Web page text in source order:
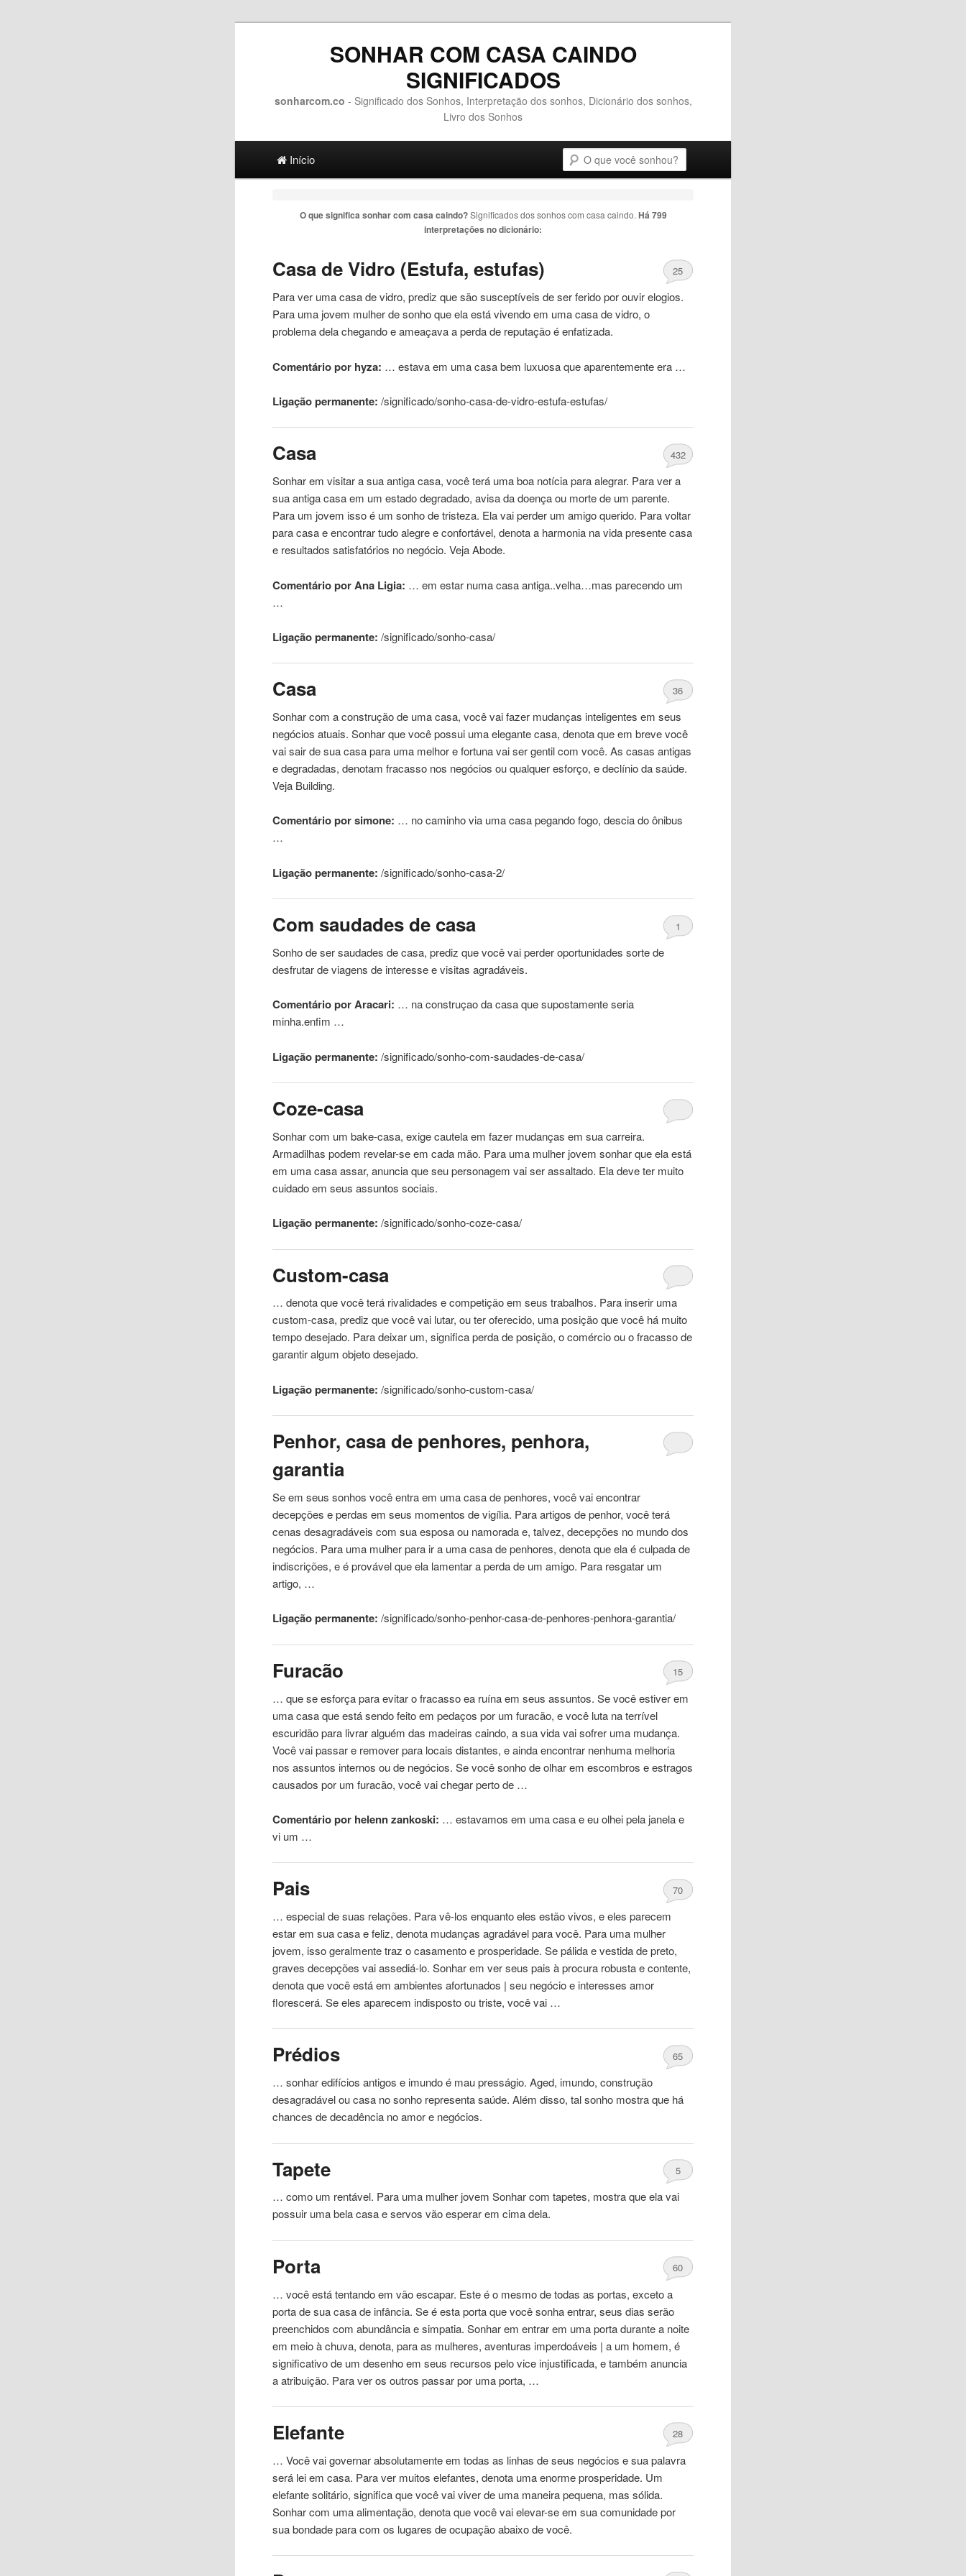
SONHAR COM CASA CAINDO
SIGNIFICADOS
sonharcom.co - Significado dos Sonhos, Interpretação dos sonhos, Dicionário dos sonhos,
Livro dos Sonhos
Ir para o conteúdo principal
Ir para o conteúdo secundário
Início
O que significa sonhar com casa caindo?Significados dos sonhos com casa caindo.Há 799
interpretações no dicionário:
Casade Vidro (Estufa, estufas) 25
Para ver umacasade vidro, prediz que são susceptíveis de ser ferido por ouvir elogios.
Para uma jovem mulher de sonho que ela está vivendo em umacasade vidro, o
problema dela chegando e ameaçava a perda de reputação é enfatizada.
Comentário por hyza: … estava em umacasabem luxuosa que aparentemente era …
Ligação permanente: /significado/sonho-casa-de-vidro-estufa-estufas/
Casa 432
Sonhar em visitar a sua antigacasa, você terá uma boa notícia para alegrar. Para ver a
sua antigacasaem um estado degradado, avisa da doença ou morte de um parente.
Para um jovem isso é um sonho de tristeza. Ela vai perder um amigo querido. Para voltar
paracasae encontrar tudo alegre e confortável, denota a harmonia na vida presentecasa
e resultados satisfatórios no negócio. Veja Abode.
Comentário por Ana Ligia: … em estar numacasaantiga..velha…mas parecendo um
…
Ligação permanente: /significado/sonho-casa/
Casa 36
Sonhar com a construção de umacasa, você vai fazer mudanças inteligentes em seus
negócios atuais. Sonhar que você possui uma elegantecasa, denota que em breve você
vai sair de suacasapara uma melhor e fortuna vai ser gentil com você. As casas antigas
e degradadas, denotam fracasso nos negócios ou qualquer esforço, e declínio da saúde.
Veja Building.
Comentário por simone: … no caminho via umacasapegando fogo, descia do ônibus
…
Ligação permanente: /significado/sonho-casa-2/
Com saudades de casa 1
Sonho de ser saudades decasa, prediz que você vai perder oportunidades sorte de
desfrutar de viagens de interesse e visitas agradáveis.
Comentário por Aracari: … na construçao dacasaque supostamente seria
minha.enfim …
Ligação permanente: /significado/sonho-com-saudades-de-casa/
Coze-casa
Sonhar com um bake-casa, exige cautela em fazer mudanças em sua carreira.
Armadilhas podem revelar-se em cada mão. Para uma mulher jovem sonhar que ela está
em umacasaassar, anuncia que seu personagem vai ser assaltado. Ela deve ter muito
cuidado em seus assuntos sociais.
Ligação permanente: /significado/sonho-coze-casa/
Custom-casa
… denota que você terá rivalidades e competição em seus trabalhos. Para inserir uma
custom-casa, prediz que você vai lutar, ou ter oferecido, uma posição que você há muito
tempo desejado. Para deixar um, significa perda de posição, o comércio ou o fracasso de
garantir algum objeto desejado.
Ligação permanente: /significado/sonho-custom-casa/
Penhor, casade penhores, penhora,
garantia
Se em seus sonhos você entra em umacasade penhores, você vai encontrar
decepções e perdas em seus momentos de vigília. Para artigos de penhor, você terá
cenas desagradáveis ​​com sua esposa ou namorada e, talvez, decepções no mundo dos
negócios. Para uma mulher para ir a umacasade penhores, denota que ela é culpada de
indiscrições, e é provável que ela lamentar a perda de um amigo. Para resgatar um
artigo, …
Ligação permanente: /significado/sonho-penhor-casa-de-penhores-penhora-garantia/
Furacão 15
… que se esforça para evitar o fracasso ea ruína em seus assuntos. Se você estiver em
umacasaque está sendo feito em pedaços por um furacão, e você luta na terrível
escuridão para livrar alguém das madeirascaindo, a sua vida vai sofrer uma mudança.
Você vai passar e remover para locais distantes, e ainda encontrar nenhuma melhoria
nos assuntos internos ou de negócios. Se você sonho de olhar em escombros e estragos
causados ​​por um furacão, você vai chegar perto de …
Comentário por helenn zankoski: … estavamos em umacasae eu olhei pela janela e
vi um …
Pais 70
… especial de suas relações. Para vê-los enquanto eles estão vivos, e eles parecem
estar em suacasae feliz, denota mudanças agradável para você. Para uma mulher
jovem, isso geralmente traz o casamento e prosperidade. Se pálida e vestida de preto,
graves decepções vai assediá-lo. Sonhar em ver seus pais à procura robusta e contente,
denota que você está em ambientes afortunados | seu negócio e interesses amor
florescerá. Se eles aparecem indisposto ou triste, você vai …
Prédios 65
… sonhar edifícios antigos e imundo é mau presságio. Aged, imundo, construção
desagradável oucasa no sonho representa saúde. Além disso, tal sonho mostra que há
chances de decadência no amor e negócios.
Tapete 5
… como um rentável. Para uma mulher jovem Sonhar com tapetes, mostra que ela vai
possuir uma belacasae servos vão esperar em cima dela.
Porta 60
… você está tentando em vão escapar. Este é o mesmo de todas as portas, exceto a
porta de suacasade infância. Se é esta porta que você sonha entrar, seus dias serão
preenchidos com abundância e simpatia. Sonhar em entrar em uma porta durante a noite
em meio à chuva, denota, para as mulheres, aventuras imperdoáveis ​​| a um homem, é
significativo de um desenho em seus recursos pelo vice injustificada, e também anuncia
a atribuição. Para ver os outros passar por uma porta, …
Elefante 28
… Você vai governar absolutamente em todas as linhas de seus negócios e sua palavra
será lei emcasa. Para ver muitos elefantes, denota uma enorme prosperidade. Um
elefante solitário, significa que você vai viver de uma maneira pequena, mas sólida.
Sonhar com uma alimentação, denota que você vai elevar-se em sua comunidade por
sua bondade para com os lugares de ocupação abaixo de você.